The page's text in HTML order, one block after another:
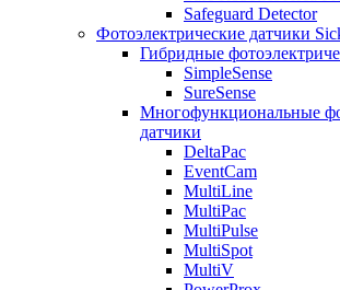
Safeguard Detector
Фотоэлектрические датчики
Гибридные
SimpleSense
SureSense
Многофункциональные
датчики
DeltaPac
EventCam
MultiLine
MultiPac
MultiPulse
MultiSpot
MultiV